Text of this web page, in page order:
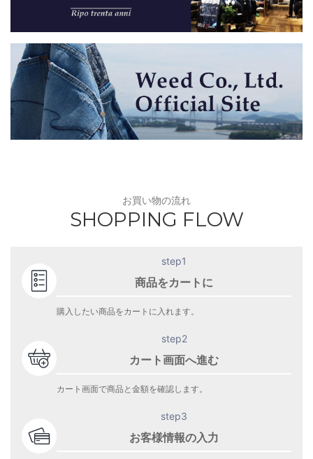
お買い物の流れ
SHOPPING FLOW
step1
商品をカートに
購入したい商品をカートに入れます。
step2
カート画面へ進む
カート画面で商品と金額を確認します。
step3
お客様情報の入力